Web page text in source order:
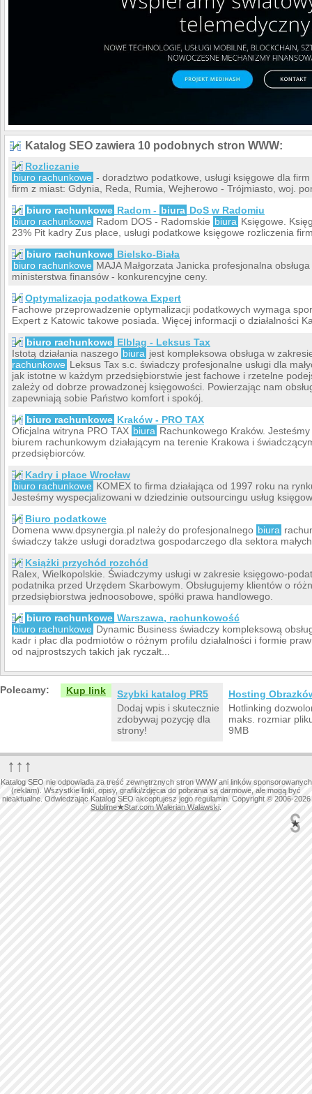
Katalog SEO zawiera 10 podobnych stron WWW:
Rozliczanie
biuro rachunkowe - doradztwo podatkowe, usługi księgowe dla
firm z miast: Gdynia, Reda, Rumia, Wejherowo - Trójmiasto, woj.
biuro rachunkowe Radom - biura DoS w Radomiu
biuro rachunkowe Radom DOS - Radomskie biura Księgowe.
23% Pit kadry Zus płace, usługi podatkowe księgowe rozliczenia
biuro rachunkowe Bielsko-Biała
biuro rachunkowe MAJA Małgorzata Janicka profesjonalna
ministerstwa finansów - konkurencyjne ceny.
Optymalizacja podatkowa Expert
Fachowe przeprowadzenie optymalizacji podatkowych wymaga
Expert z Katowic takowe posiada. Więcej informacji o działalności
biuro rachunkowe Elbląg - Leksus Tax
Istotą działania naszego biura jest kompleksowa obsługa w
rachunkowe Leksus Tax s.c. świadczy profesjonalne usługi dla
jak istotne w każdym przedsiębiorstwie jest fachowe i rzetelne
zależy od dobrze prowadzonej księgowości. Powierzając nam
zapewniają sobie Państwo komfort i spokój.
biuro rachunkowe Kraków - PRO TAX
Oficjalna witryna PRO TAX biura Rachunkowego Kraków.
biurem rachunkowym działającym na terenie Krakowa i
przedsiębiorców.
Kadry i płace Wrocław
biuro rachunkowe KOMEX to firma działająca od 1997 roku na
Jesteśmy wyspecjalizowani w dziedzinie outsourcingu usług
Biuro podatkowe
Domena www.dpsynergia.pl należy do profesjonalnego biura
świadczy także usługi doradztwa gospodarczego dla sektora
Książki przychód rozchód
Ralex, Wielkopolskie. Świadczymy usługi w zakresie księgowo-
podatnika przed Urzędem Skarbowym. Obsługujemy klientów o
przedsiębiorstwa jednoosobowe, spółki prawa handlowego.
biuro rachunkowe Warszawa, rachunkowość
biuro rachunkowe Dynamic Business świadczy kompleksową
kadr i płac dla podmiotów o różnym profilu działalności i formie
od najprostszych takich jak ryczałt...
Polecamy: Kup link
Szybki katalog PR5
Dodaj wpis i skutecznie
zdobywaj pozycję dla
strony!
Hosting
Hotlinking
maks. rozmiar
9MB
↑↑↑
Katalog SEO nie odpowiada za treść zewnętrznych stron WWW ani linków sponsorowanych
(reklam). Wszystkie linki, opisy, grafiki/zdjęcia do pobrania są darmowe, ale mogą być
nieaktualne. Odwiedzając Katalog SEO akceptujesz jego regulamin. Copyright © 2006-2026
Sublime★Star.com Walerian Walawski